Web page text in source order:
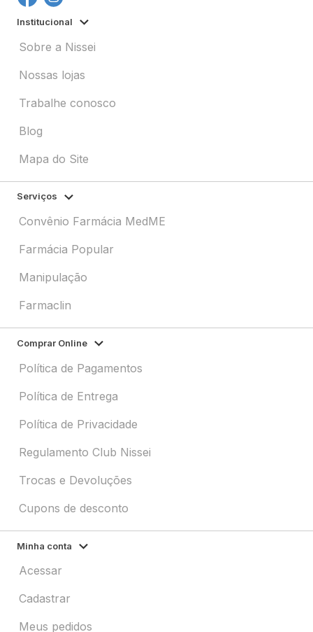
Institucional
Sobre a Nissei
Nossas lojas
Trabalhe conosco
Blog
Mapa do Site
Serviços
Convênio Farmácia MedME
Farmácia Popular
Manipulação
Farmaclin
Comprar Online
Política de Pagamentos
Política de Entrega
Política de Privacidade
Regulamento Club Nissei
Trocas e Devoluções
Cupons de desconto
Minha conta
Acessar
Cadastrar
Meus pedidos